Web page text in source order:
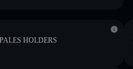
HOLDERS